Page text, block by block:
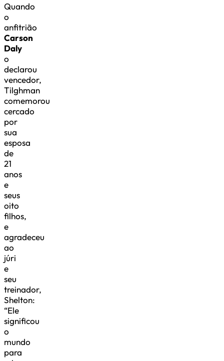
Quando
o
anfitrião
Carson
Daly
o
declarou
vencedor,
Tilghman
comemorou
cercado
por
sua
esposa
de
21
anos
e
seus
oito
filhos,
e
agradeceu
ao
júri
e
seu
treinador,
Shelton:
“Ele
significou
o
mundo
para